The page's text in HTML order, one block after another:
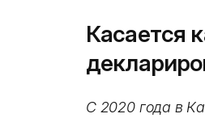
Касается
С 2020 года в